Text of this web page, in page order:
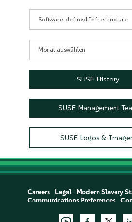
SUSE History
SUSE Management
SUSE Logos &
Careers Legal Modern Slavery
Communications Preferences